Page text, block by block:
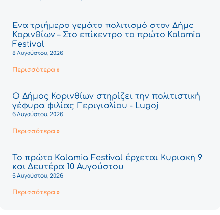
Ένα τριήμερο γεμάτο πολιτισμό στον Δήμο
Κορινθίων – Στο επίκεντρο το πρώτο Kalamia
Festival
8 Αυγούστου, 2026
Περισσότερα »
Ο Δήμος Κορινθίων στηρίζει την πολιτιστική
γέφυρα φιλίας Περιγιαλίου - Lugoj
6 Αυγούστου, 2026
Περισσότερα »
Το πρώτο Kalamia Festival έρχεται Κυριακή 9
και Δευτέρα 10 Αυγούστου
5 Αυγούστου, 2026
Περισσότερα »